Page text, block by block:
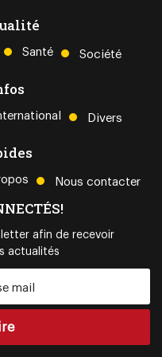
Santé Société
Divers
Nous contacter
afin de recevoir
actualités